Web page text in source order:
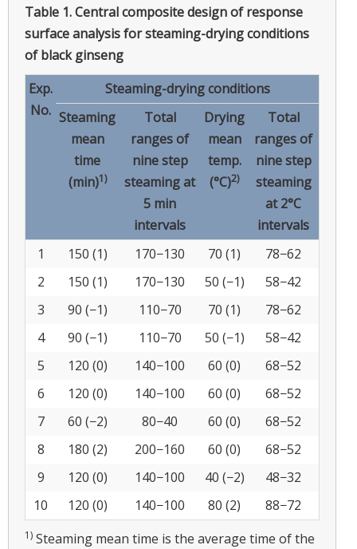
Table 1.Central composite design of response
surface analysis for steaming-drying conditions
of black ginseng
Exp.
No.
Steaming-drying conditions
Steaming
mean
time
(min)1)
Total
ranges of
nine step
steaming at
5 min
intervals
Drying
mean
temp.
(°C)2)
Total
ranges of
nine step
steaming
at 2°C
intervals
1
150 (1) 170−130 70 (1)
78−62
2
150 (1) 170−130 50 (−1)
58−42
3
90 (−1) 110−70 70 (1)
78−62
4
90 (−1) 110−70 50 (−1)
58−42
5
120 (0) 140−100 60 (0)
68−52
6
120 (0) 140−100 60 (0)
68−52
7
60 (−2) 80−40 60 (0)
68−52
8
180 (2) 200−160 60 (0)
68−52
9
120 (0) 140−100 40 (−2)
48−32
10
120 (0) 140−100 80 (2) 88−72
1) Steaming mean time is the average time of the